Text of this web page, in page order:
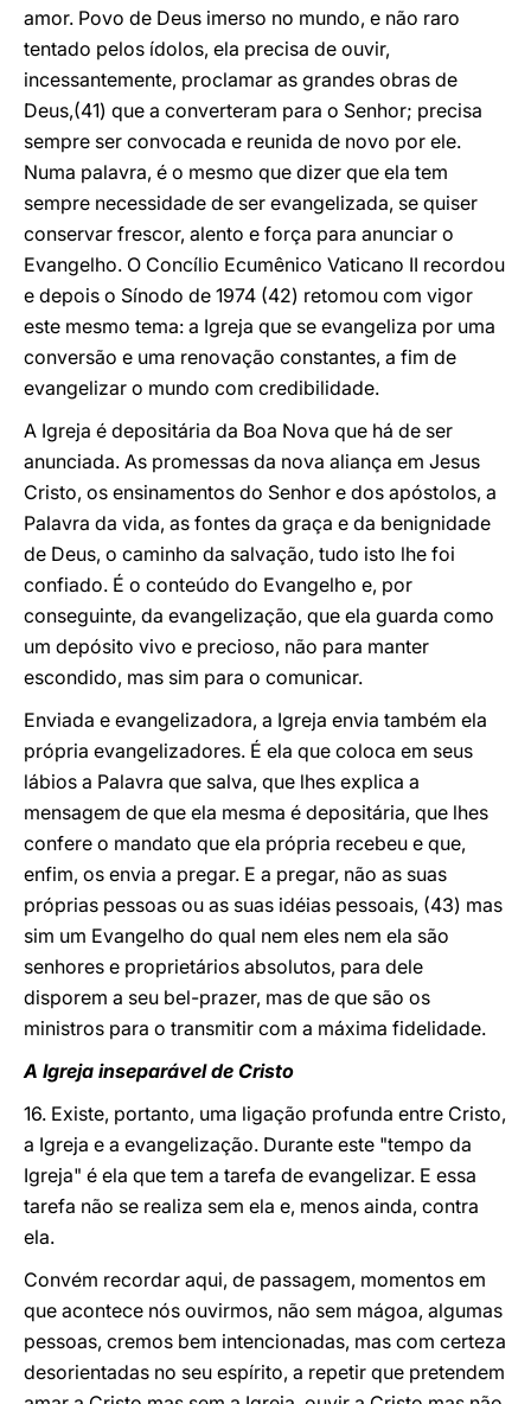
amor. Povo de Deus imerso no mundo, e não raro
tentado pelos ídolos, ela precisa de ouvir,
incessantemente, proclamar as grandes obras de
Deus,(41) que a converteram para o Senhor; precisa
sempre ser convocada e reunida de novo por ele.
Numa palavra, é o mesmo que dizer que ela tem
sempre necessidade de ser evangelizada, se quiser
conservar frescor, alento e força para anunciar o
Evangelho. O Concílio Ecumênico Vaticano II recordou
e depois o Sínodo de 1974 (42) retomou com vigor
este mesmo tema: a Igreja que se evangeliza por uma
conversão e uma renovação constantes, a fim de
evangelizar o mundo com credibilidade.
A Igreja é depositária da Boa Nova que há de ser
anunciada. As promessas da nova aliança em Jesus
Cristo, os ensinamentos do Senhor e dos apóstolos, a
Palavra da vida, as fontes da graça e da benignidade
de Deus, o caminho da salvação, tudo isto lhe foi
confiado. É o conteúdo do Evangelho e, por
conseguinte, da evangelização, que ela guarda como
um depósito vivo e precioso, não para manter
escondido, mas sim para o comunicar.
Enviada e evangelizadora, a Igreja envia também ela
própria evangelizadores. É ela que coloca em seus
lábios a Palavra que salva, que lhes explica a
mensagem de que ela mesma é depositária, que lhes
confere o mandato que ela própria recebeu e que,
enfim, os envia a pregar. E a pregar, não as suas
próprias pessoas ou as suas idéias pessoais, (43) mas
sim um Evangelho do qual nem eles nem ela são
senhores e proprietários absolutos, para dele
disporem a seu bel-prazer, mas de que são os
ministros para o transmitir com a máxima fidelidade.
A Igreja inseparável de Cristo
16. Existe, portanto, uma ligação profunda entre Cristo,
a Igreja e a evangelização. Durante este "tempo da
Igreja" é ela que tem a tarefa de evangelizar. E essa
tarefa não se realiza sem ela e, menos ainda, contra
ela.
Convém recordar aqui, de passagem, momentos em
que acontece nós ouvirmos, não sem mágoa, algumas
pessoas, cremos bem intencionadas, mas com certeza
desorientadas no seu espírito, a repetir que pretendem